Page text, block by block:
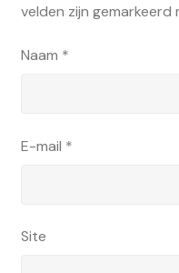
velden zijn gemarkeerd
Naam *
E-mail *
Site